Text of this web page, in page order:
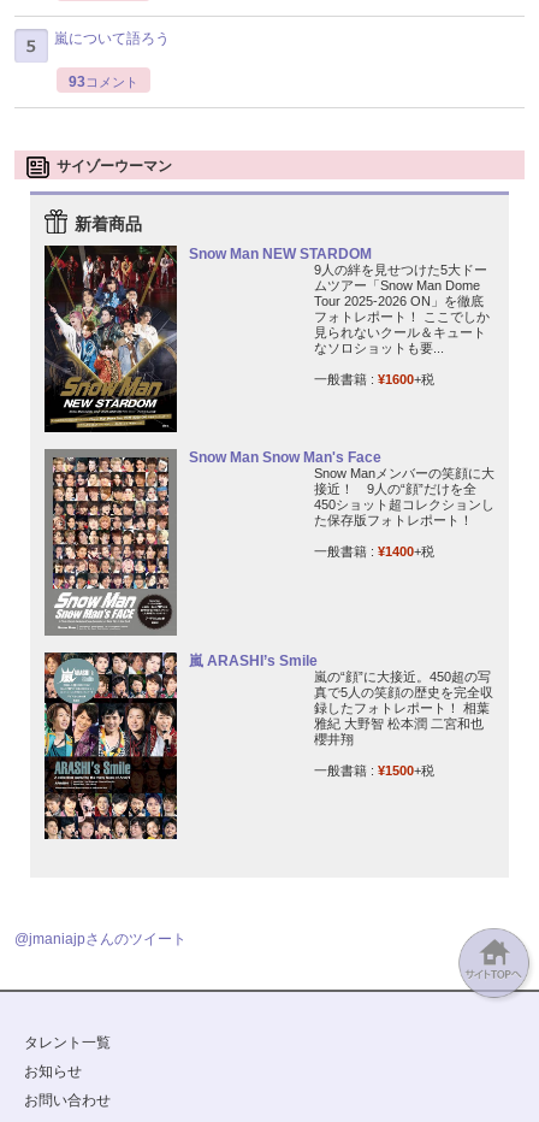
嵐について語ろう
93コメント
サイゾーウーマン
新着商品
Snow Man NEW STARDOM
9人の絆を見せつけた5大ドー
ムツアー「Snow Man Dome
Tour 2025-2026 ON」を徹底
フォトレポート！ ここでしか
見られないクール＆キュート
なソロショットも要...
一般書籍 : ¥1600+税
Snow Man Snow Man's Face
Snow Manメンバーの笑顔に大
接近！ 9人の“顔”だけを全
450ショット超コレクションし
た保存版フォトレポート！
一般書籍 : ¥1400+税
嵐 ARASHI’s Smile
嵐の“顔”に大接近。450超の写
真で5人の笑顔の歴史を完全収
録したフォトレポート！ 相葉
雅紀 大野智 松本潤 二宮和也
櫻井翔
一般書籍 : ¥1500+税
@jmaniajpさんのツイート
タレント一覧
お知らせ
お問い合わせ